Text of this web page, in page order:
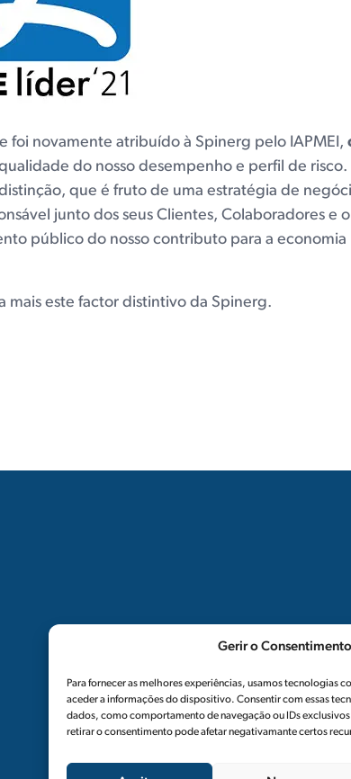
Gerir o Consentimento
Para fornecer as melhores experiências, usamos tecnologias
aceder a informações do dispositivo. Consentir com essas
dados, como comportamento de navegação ou IDs
retirar o consentimento pode afetar negativamante certos
foi novamente atribuído à Spinerg pelo IAPMEI,
do nosso desempenho e perfil de risco.
que é fruto de uma estratégia de
junto dos seus Clientes, Colaboradores e
público do nosso contributo para a economia
este factor distintivo da Spinerg.
Recrutamento